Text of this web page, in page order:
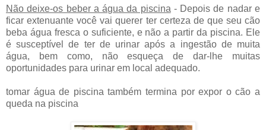
Não deixe-os beber a água da piscina - Depois de nadar e
ficar extenuante você vai querer ter certeza de que seu cão
beba água fresca o suficiente, e não a partir da piscina. Ele
é susceptível de ter de urinar após a ingestão de muita
água, bem como, não esqueça de dar-lhe muitas
oportunidades para urinar em local adequado.
tomar água de piscina também termina por expor o cão a
queda na piscina